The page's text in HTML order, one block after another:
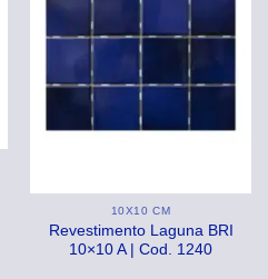
10X10 CM
Revestimento Laguna BRI
10×10 A | Cod. 1240